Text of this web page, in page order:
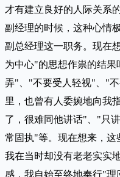
才有建立良好的人际关系
副经理的时候，这种心情
副总经理这一职务。现在
为中心"的思想作祟的结
弄"、"不要受人轻视"、"
里，也曾有人委婉地向我
了，很难同他讲话"、"只
常固执"等。现在想来，这
我在当时却没有老老实实
感，我自始至终地奉行"